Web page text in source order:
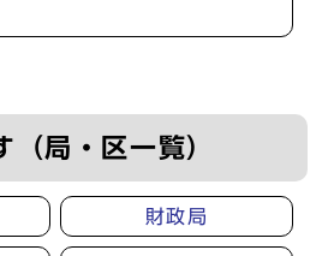
（局・区一覧）
財政局